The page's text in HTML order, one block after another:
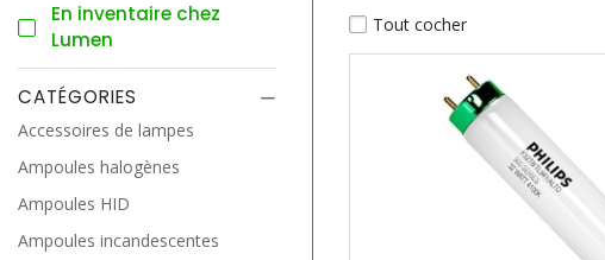
En inventaire chez
Lumen
CATÉGORIES
Accessoires de lampes
Ampoules halogènes
Ampoules HID
Ampoules incandescentes
Tout cocher